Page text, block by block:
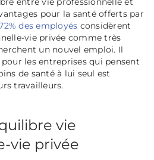
pour la santé offerts par
des employés considèrent
vie privée comme très
un nouvel emploi. Il
pour les entreprises qui pensent
de santé à lui seul est
travailleurs.
vie
vie privée